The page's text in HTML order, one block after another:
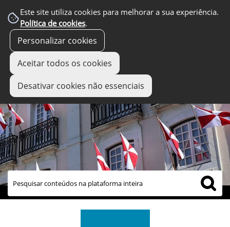
Este site utiliza cookies para melhorar a sua experiência.
Política de cookies.
Personalizar cookies
Aceitar todos os cookies
Desativar cookies não essenciais
links úteis